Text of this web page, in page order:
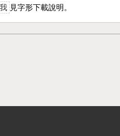
見字形下載說明。